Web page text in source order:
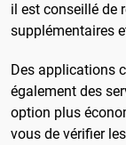
il est conseillé de
supplémentaires
Des applications
également des
option plus
vous de vérifier